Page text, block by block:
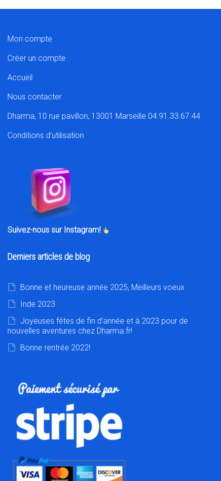
Mon compte
Créer un compte
Accueil
Nous contacter
Dharma, 10 rue pavillon, 13001 Marseille 04.91.33.67.44
Conditions d’utilisation
Suivez-nous sur Instagram!
Derniers articles de blog
Bonne et heureuse année 2025, Meilleurs voeux
Inde 2023
Joyeuses fêtes de fin d’année et à 2023 pour de
nouvelles aventures chez Dharma.fr!
Bonne rentrée 2022!